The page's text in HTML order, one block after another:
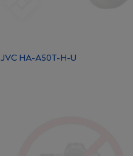
JVC HA-A50T-H-U